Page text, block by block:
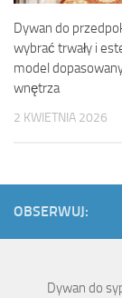
Dywan do
wybrać trwały i
model
wnętrza
2 KWIETNIA 2026
OBSERWUJ:
Dywan do